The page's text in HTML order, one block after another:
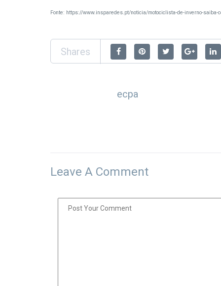
Fonte: https://www.insparedes.pt/noticia/motociclista-de-inverno-saiba-
Shares
ecpa
Leave A Comment